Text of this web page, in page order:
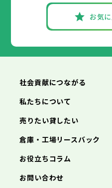
お気
社会貢献につながる
私たちについて
売りたい貸したい
倉庫・工場リースバック
お役立ちコラム
お問い合わせ